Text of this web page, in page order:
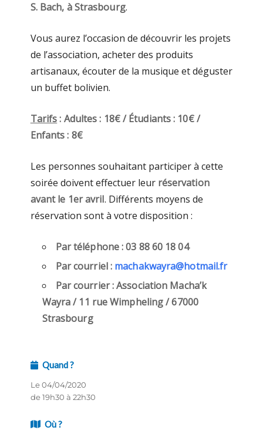
S. Bach, à Strasbourg.
Vous aurez l’occasion de découvrir les projets
de l’association, acheter des produits
artisanaux, écouter de la musique et déguster
un buffet bolivien.
Tarifs: Adultes : 18€ / Étudiants : 10€ /
Enfants : 8€
Les personnes souhaitant participer à cette
soirée doivent effectuer leur réservation
avant le 1er avril. Différents moyens de
réservation sont à votre disposition :
Par téléphone : 03 88 60 18 04
Par courriel : machakwayra@hotmail.fr
Par courrier : Association Macha’k
Wayra / 11 rue Wimpheling / 67000
Strasbourg
Quand ?
Le 04/04/2020
de 19h30 à 22h30
Où ?